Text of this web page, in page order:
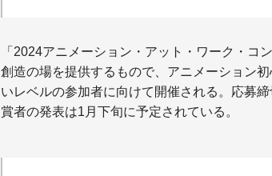
「 2024アニメーション・アット・ワーク・コン
創造の場を提供するもので、アニメーション
いレベルの参加者に向けて開催される。応募締
賞者の発表は1 月下旬に予定されている。